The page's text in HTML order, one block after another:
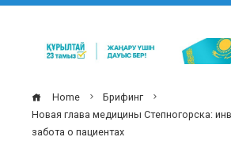
Home
Брифинг
Новая глава медицины Степногорска:
забота о пациентах